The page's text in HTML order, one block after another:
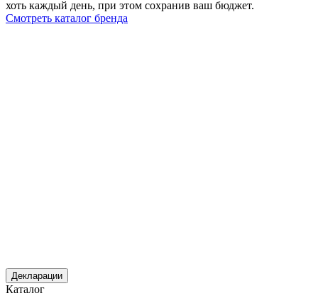
хоть каждый день, при этом сохранив ваш бюджет.
Смотреть каталог бренда
Декларации
Каталог